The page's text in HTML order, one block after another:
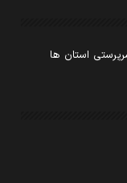
استان ها